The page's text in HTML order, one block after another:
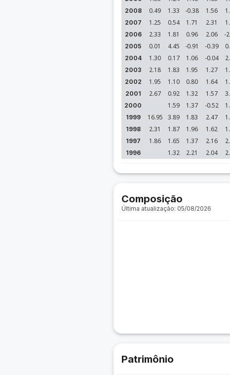
2008 0.49 1.33 -0.38 1.56
2007 1.25 0.54 1.71 2.31
2006 2.33 1.81 0.96 2.06 -
2005 0.01 4.45 -0.91 -0.39
2004 1.30 0.17 1.06 -0.04
2003 2.18 1.83 1.95 1.27
2002 1.95 1.10 0.80 1.64
2001 2.67 0.92 1.32 1.57
2000 1.59 1.37 -0.52
1999 16.95 3.89 1.83 2.47
1998 2.31 1.87 1.96 1.62
1997 1.86 1.65 1.37 2.16
1996 1.32 2.21 2.04
Composição
Última atualização: 05/08/2026
Patrimônio